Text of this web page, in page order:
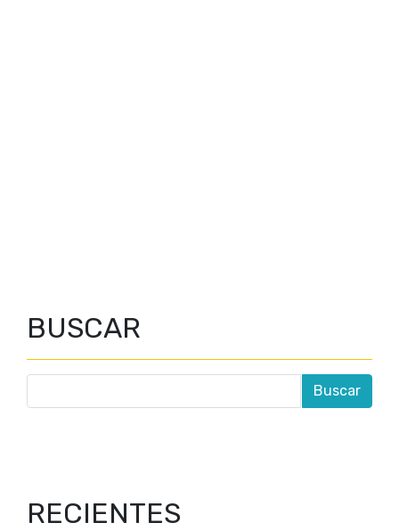
BUSCAR
RECIENTES